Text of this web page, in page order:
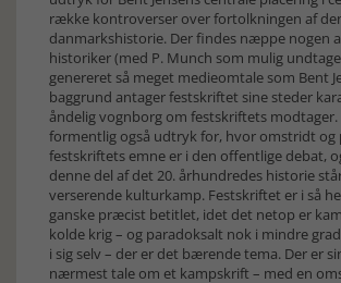
række kontroverser over fortolkningen af
danmarkshistorie. Der findes næppe nogen
historiker (med P. Munch som mulig
genereret så meget medieomtale som Bent
baggrund antager festskriftet sine steder
åndelig vognborg om festskriftets modtager.
formentlig også udtryk for, hvor omstridt og
festskriftets emne er i den offentlige debat,
denne del af det 20. århundredes historie
verserende kulturkamp. Festskriftet er i så
ganske præcist betitlet, idet det netop er
kolde krig – og paradoksalt nok i mindre
i sig selv – der er det bærende tema. Der er
nærmest tale om et kampskrift – med en